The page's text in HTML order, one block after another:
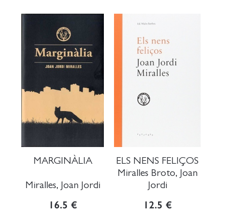
MARGINÀLIA
Miralles, Joan Jordi
16.5 €
ELS NENS FELIÇOS
Miralles Broto, Joan
Jordi
12.5 €